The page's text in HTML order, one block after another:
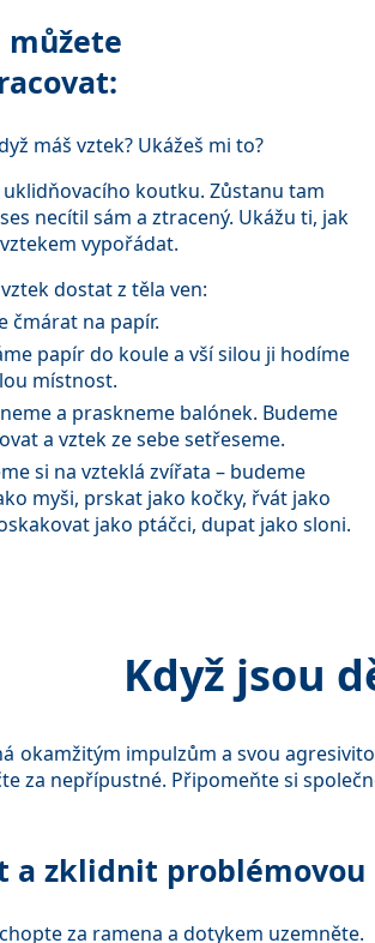
můžete
máš vztek? Ukážeš mi to?
koutku. Zůstanu tam
necítil sám a ztracený. Ukážu ti, jak
vypořádat.
dostat z těla ven:
čmárat na papír.
papír do koule a vší silou ji hodíme
místnost.
a praskneme balónek. Budeme
a vztek ze sebe setřeseme.
si na vzteklá zvířata – budeme
myši, prskat jako kočky, řvát jako
jako ptáčci, dupat jako sloni.
Když jsou
okamžitým impulzům a svou
za nepřípustné. Připomeňte si
a zklidnit problémovou
za ramena a dotykem uzemněte.